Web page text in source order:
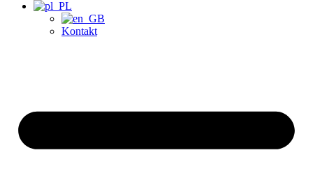
Kontakt